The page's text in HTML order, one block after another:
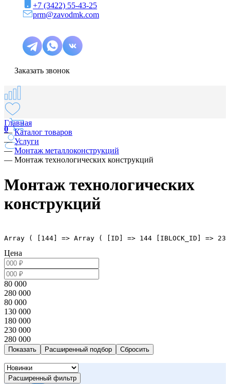
+7 (3422) 55-43-25
prm@zavodmk.com
Заказать звонок
0
Главная
—Каталог товаров
—Услуги
—Монтаж металлоконструкций
— Монтаж технологических конструкций
Монтаж технологических
конструкций
Array ( [144] => Array ( [ID] => 144 [IBLOCK_ID] => 23
Цена
80 000
280 000
80 000
130 000
180 000
230 000
280 000
Расширенный подбор
Расширенный фильтр